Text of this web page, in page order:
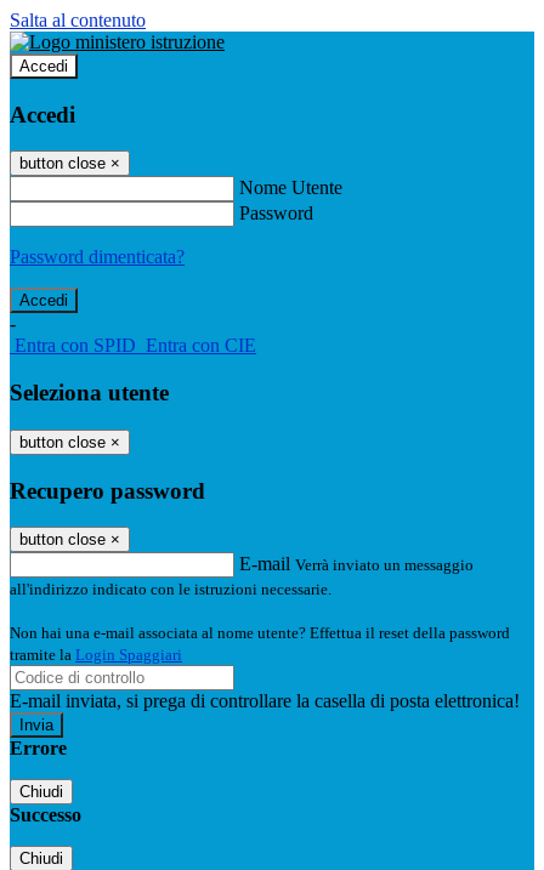
Salta al contenuto
Accedi
Accedi
button close ×
Nome Utente
Password
Password dimenticata?
-
Entra con SPID Entra con CIE
Seleziona utente
button close ×
Recupero password
button close ×
E-mail Verrà inviato un messaggio
all'indirizzo indicato con le istruzioni necessarie.
Non hai una e-mail associata al nome utente? Effettua il reset della password
tramite la Login Spaggiari
E-mail inviata, si prega di controllare la casella di posta elettronica!
Errore
Chiudi
Successo
Chiudi